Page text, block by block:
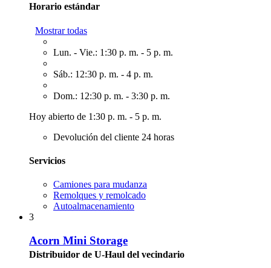
Horario estándar
Mostrar todas
Lun. - Vie.: 1:30 p. m. - 5 p. m.
Sáb.: 12:30 p. m. - 4 p. m.
Dom.: 12:30 p. m. - 3:30 p. m.
Hoy abierto de 1:30 p. m. - 5 p. m.
Devolución del cliente 24 horas
Servicios
Camiones para mudanza
Remolques y remolcado
Autoalmacenamiento
3
Acorn Mini Storage
Distribuidor de U-Haul del vecindario